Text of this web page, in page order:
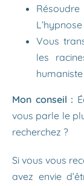
Vous
les
Mon conseil :
vous parle le
recherchez ?
Si vous vous
avez envie